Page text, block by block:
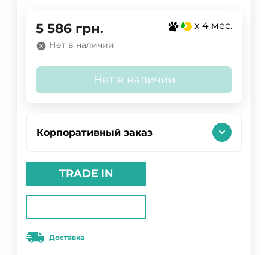
5 586 грн. x 4 мес.
Нет в наличии
Нет в наличии
Корпоративный заказ
TRADE IN
Доставка